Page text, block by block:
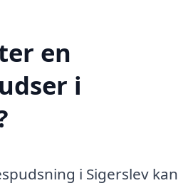
en
i
i Sigerslev kan